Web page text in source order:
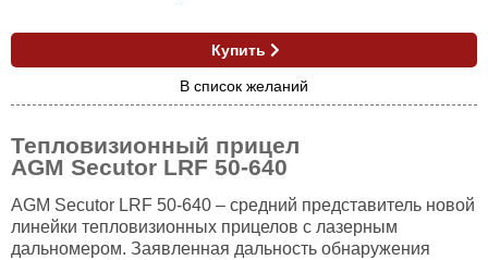
Купить
В список желаний
Тепловизионный прицел
AGM Secutor LRF 50-640
AGM Secutor LRF 50-640 – средний представитель новой
линейки тепловизионных прицелов с лазерным
дальномером. Заявленная дальность обнаружения